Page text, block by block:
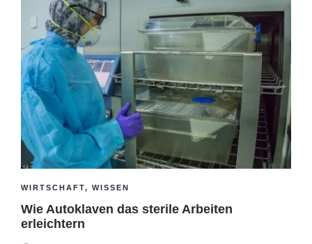
WIRTSCHAFT, WISSEN
Wie Autoklaven das sterile Arbeiten
erleichtern